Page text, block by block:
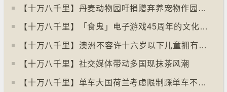
【十万八千里】丹麦动物园吁捐赠弃养宠物作园内动物食粮
【十万八千里】「食鬼」电子游戏45周年的文化现象
【十万八千里】⁠澳洲不容许十六岁以下儿童拥有YOUTUBE帐户
【十万八千里】社交媒体带动多国现抹茶风潮
【十万八千里】单车大国荷兰考虑限制踩单车不高于时速廿五公里